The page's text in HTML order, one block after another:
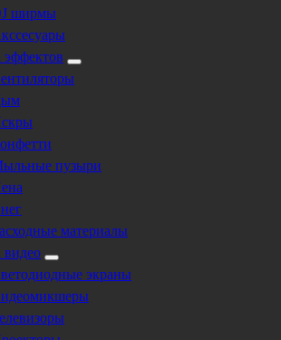
ширмы
эффектов
пузыри
материалы
видео
экраны